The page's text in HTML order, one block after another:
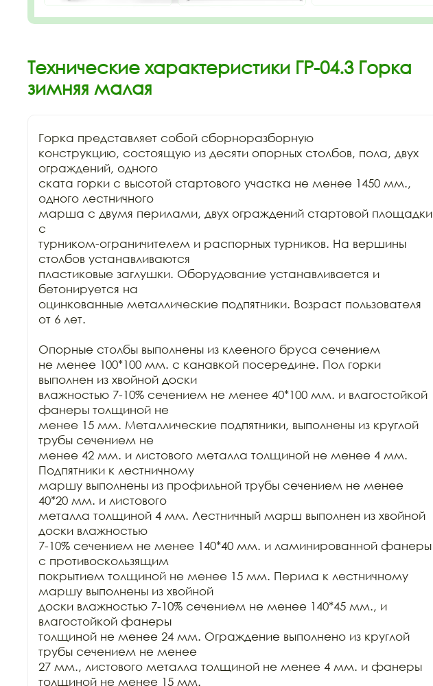
Технические характеристики ГР-04.3 Горка
зимняя малая
Горка представляет собой сборноразборную
конструкцию, состоящую из десяти опорных столбов, пола, двух
ограждений, одного
ската горки с высотой стартового участка не менее 1450 мм.,
одного лестничного
марша с двумя перилами, двух ограждений стартовой площадки
с
турником-ограничителем и распорных турников. На вершины
столбов устанавливаются
пластиковые заглушки. Оборудование устанавливается и
бетонируется на
оцинкованные металлические подпятники. Возраст пользователя
от 6 лет.
Опорные столбы выполнены из клееного бруса сечением
не менее 100*100 мм. с канавкой посередине. Пол горки
выполнен из хвойной доски
влажностью 7-10% сечением не менее 40*100 мм. и влагостойкой
фанеры толщиной не
менее 15 мм. Металлические подпятники, выполнены из круглой
трубы сечением не
менее 42 мм. и листового металла толщиной не менее 4 мм.
Подпятники к лестничному
маршу выполнены из профильной трубы сечением не менее
40*20 мм. и листового
металла толщиной 4 мм. Лестничный марш выполнен из хвойной
доски влажностью
7-10% сечением не менее 140*40 мм. и ламинированной фанеры
с противоскользящим
покрытием толщиной не менее 15 мм. Перила к лестничному
маршу выполнены из хвойной
доски влажностью 7-10% сечением не менее 140*45 мм., и
влагостойкой фанеры
толщиной не менее 24 мм. Ограждение выполнено из круглой
трубы сечением не менее
27 мм., листового металла толщиной не менее 4 мм. и фанеры
толщиной не менее 15 мм.